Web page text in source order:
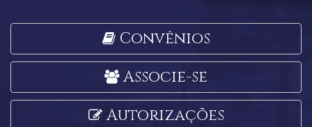
Convênios
Associe-se
Autorizações